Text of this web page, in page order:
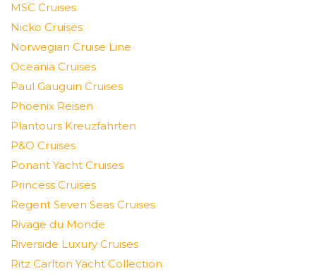
MSC Cruises
Nicko Cruises
Norwegian Cruise Line
Oceania Cruises
Paul Gauguin Cruises
Phoenix Reisen
Plantours Kreuzfahrten
P&O Cruises
Ponant Yacht Cruises
Princess Cruises
Regent Seven Seas Cruises
Rivage du Monde
Riverside Luxury Cruises
Ritz Carlton Yacht Collection